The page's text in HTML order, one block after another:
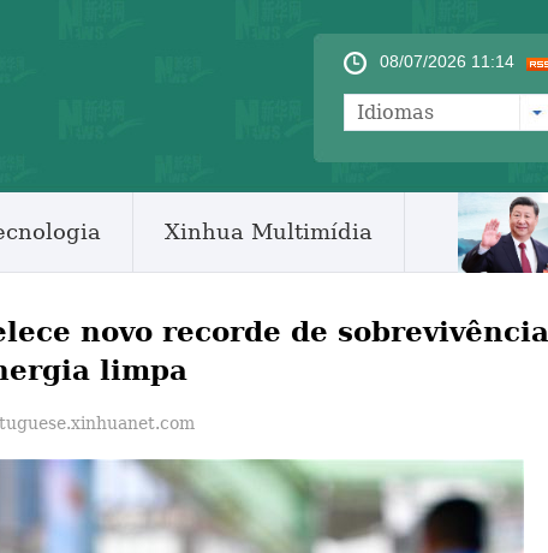
08/07/2026 11:14
Idiomas
Xinhua Multimídia
novo recorde de sobrevivência
limpa